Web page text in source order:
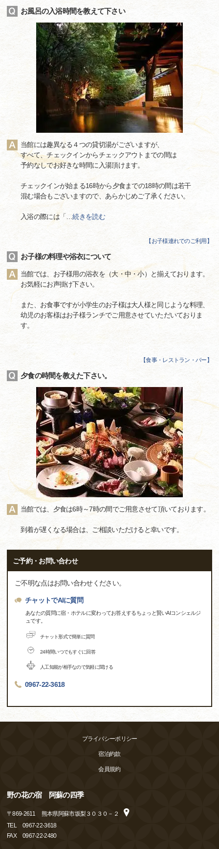
お風呂の入浴時間を教えて下さい
当館には趣異なる４つの貸切湯がございますが、
すべて、チェックインからチェックアウトまでの間は
予約なしでお好きな時間に入湯頂けます。
チェックインが始まる16時から夕食までの18時の間は若干
混む場合もございますので、あらかじめご了承ください。
入浴の際には「…続きを読む
【 お子様連れでのご利用 】
お子様の料理や浴衣について
当館では、お子様用の浴衣を（大・中・小）と揃えております。
お気軽にお声掛け下さい。
また、お食事ですが小学生のお子様は大人様と同じような料理、
幼児のお客様はお子様ランチでご用意させていただいておりま
す。
【食事・レストラン・バー 】
夕食の時間を教えた下さい。
当館では、夕食は6時～7時の間でご用意させて頂いております。
到着が遅くなる場合は、ご相談いただけると幸いです。
ご予約・お問い合わせ
ご不明な点はお問い合わせください。
チャットでAIに質問
あなたの質問に宿・ホテルに変わってお答えするちょっと賢いAIコンシェルジ
ュです。
チャット形式で簡単に質問
24時間いつでもすぐに回答
人工知能が相手なので気軽に聞ける
0967-22-3618
プライバシーポリシー
宿泊約款
会員規約
野の花の宿 阿蘇の四季
〒869-2611
熊本県阿蘇市坂梨３０３０－２
TEL
0967-22-3618
FAX
0967-22-2480